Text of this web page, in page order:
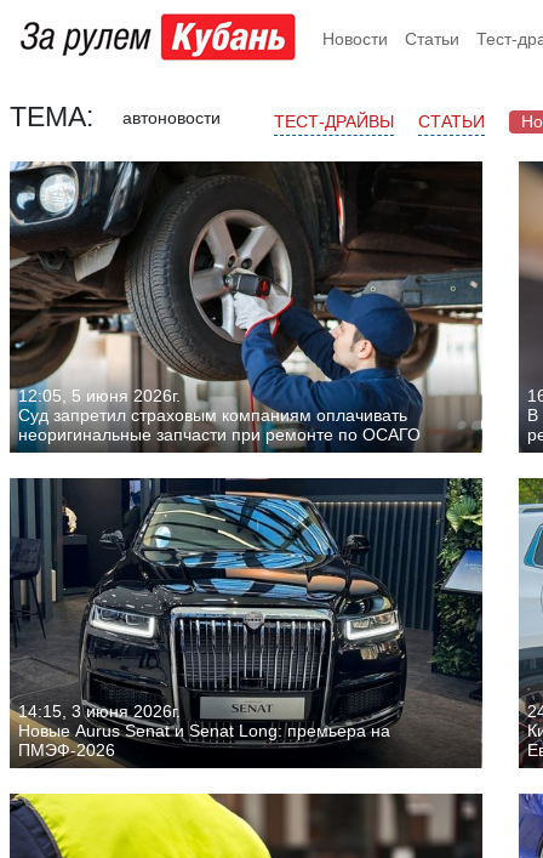
Новости Статьи Тест-
ТЕМА: автоновости ТЕСТ-ДРАЙВЫ СТАТЬИ
12:05, 5 июня 2026г.
Суд запретил страховым компаниям оплачивать
неоригинальные запчасти при ремонте по ОСАГО
В
14:15, 3 июня 2026г.
Новые Aurus Senat и Senat Long: премьера на
ПМЭФ-2026